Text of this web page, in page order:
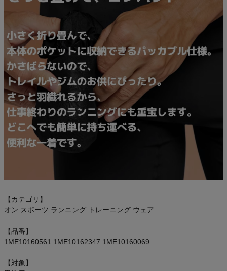
【カテゴリ】
オン スポーツ ランニング トレーニング ウェア
【品番】
1ME10160561 1ME10162347 1ME10160069
【対象】